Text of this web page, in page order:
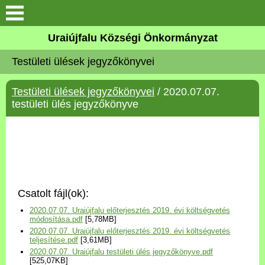
Köszöntő
Elérhetőségek
Uraiújfalu
Választási információk
Versenyképes Járások
Program
Uraiújfalu Községi Önkormányzat
Testületi ülések jegyzőkönyvei
Testületi ülések jegyzőkönyvei / 2020.07.07.
testületi ülés jegyzőkönyve
Csatolt fájl(ok):
2020.07.07. Uraiújfalu előterjesztés 2019. évi költségvetés
módosítása.pdf [5,78MB]
2020.07.07. Uraiújfalu előterjesztés 2019. évi költségvetés
teljesítése.pdf [3,61MB]
2020.07.07. Uraiújfalu testületi ülés jegyzőkönyve.pdf
[525,07KB]